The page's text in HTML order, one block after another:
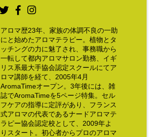
アロマ歴23年、家族の体調不良の一助
にと始めたアロマテラピー。植物とタ
ッチングの力に魅了され、事務職から
一転して都内アロマサロン勤務、イギ
リス系最大手協会認定スクールにてア
ロマ講師を経て、2005年4月
AromaTimeオープン。3年後には、雑
誌でAromaTimeを5ページ特集。セル
フケアの指導に定評があり、フランス
式アロマの代表であるナードアロマテ
ラピー協会認定校として、2009年よ
りスタート。初心者からプロのアロマ